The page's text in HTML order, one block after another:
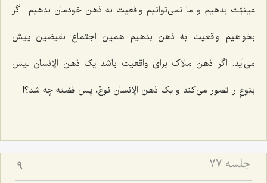
عینیّت بدهیم و ما نمی‌توانیم واقعیت به ذهن خودمان بدهیم. اگر
بخواهیم واقعیت به ذهن بدهیم همین اجتماع نقیضین پیش
می‌آید. اگر ذهن ملاک برای واقعیت باشد یک ذهن الإنسان لیسَ
بنوعٍ را تصور می‌کند و یک ذهن الإنسان نوعٌ، پس قضیّه چه شد؟!
جلسه ۷۷ 9